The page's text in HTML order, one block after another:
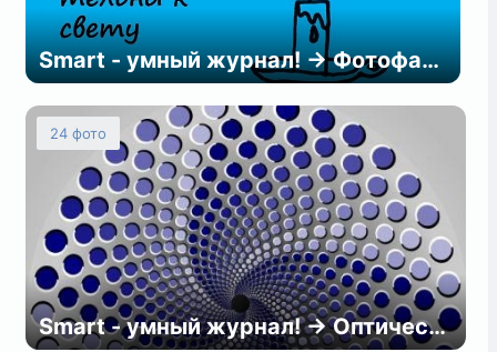
Smart - умный журнал! → Фотофакты
24 фото
Smart - умный журнал! → Оптические иллюзии